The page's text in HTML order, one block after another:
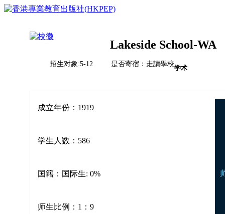
教育竞争力评比体系说明
国际学校
欧洲
北美
非洲
2023HKPEP全球最具教育竞争力国际学校100强
2023HKPEP中国外籍人員子女国际学校最具竞争力
2022香港最具教育竞争力中学50强龙虎榜<
新闻
联系
Lakeside School-WA
招生对象:5-12 是否寄宿：走讀學校
成立年份：1919
学生人数：586
国籍：国际生: 0%
师生比例：1：9
学术